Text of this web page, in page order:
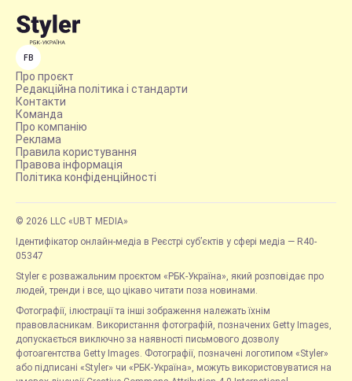
FB
Про проєкт
Редакційна політика і стандарти
Контакти
Команда
Про компанію
Реклама
Правила користування
Правова інформація
Політика конфіденційності
© 2026 LLC «UBT MEDIA»
Ідентифікатор онлайн-медіа в Реєстрі суб’єктів у сфері медіа — R40-
05347
Styler є розважальним проєктом «РБК-Україна», який розповідає про
людей, тренди і все, що цікаво читати поза новинами.
Фотографії, ілюстрації та інші зображення належать їхнім
правовласникам. Використання фотографій, позначених Getty Images,
допускається виключно за наявності письмового дозволу
фотоагентства Getty Images. Фотографії, позначені логотипом «Styler»
або підписані «Styler» чи «РБК-Україна», можуть використовуватися на